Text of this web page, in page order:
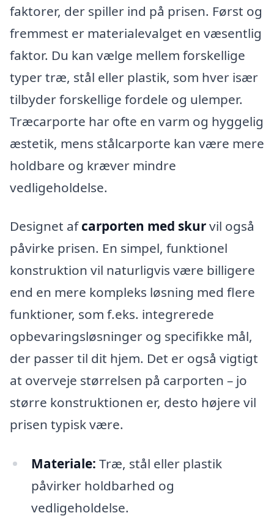
faktorer, der spiller ind på prisen. Først og
fremmest er materialevalget en væsentlig
faktor. Du kan vælge mellem forskellige
typer træ, stål eller plastik, som hver især
tilbyder forskellige fordele og ulemper.
Træcarporte har ofte en varm og hyggelig
æstetik, mens stålcarporte kan være mere
holdbare og kræver mindre
vedligeholdelse.
Designet afcarporten med skurvil også
påvirke prisen. En simpel, funktionel
konstruktion vil naturligvis være billigere
end en mere kompleks løsning med flere
funktioner, som f.eks. integrerede
opbevaringsløsninger og specifikke mål,
der passer til dit hjem. Det er også vigtigt
at overveje størrelsen på carporten – jo
større konstruktionen er, desto højere vil
prisen typisk være.
Materiale: Træ, stål eller plastik
påvirker holdbarhed og
vedligeholdelse.